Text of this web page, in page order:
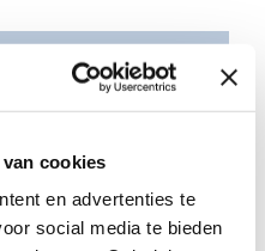
cookies
en advertenties te
social media te bieden
en met je
van Loyola